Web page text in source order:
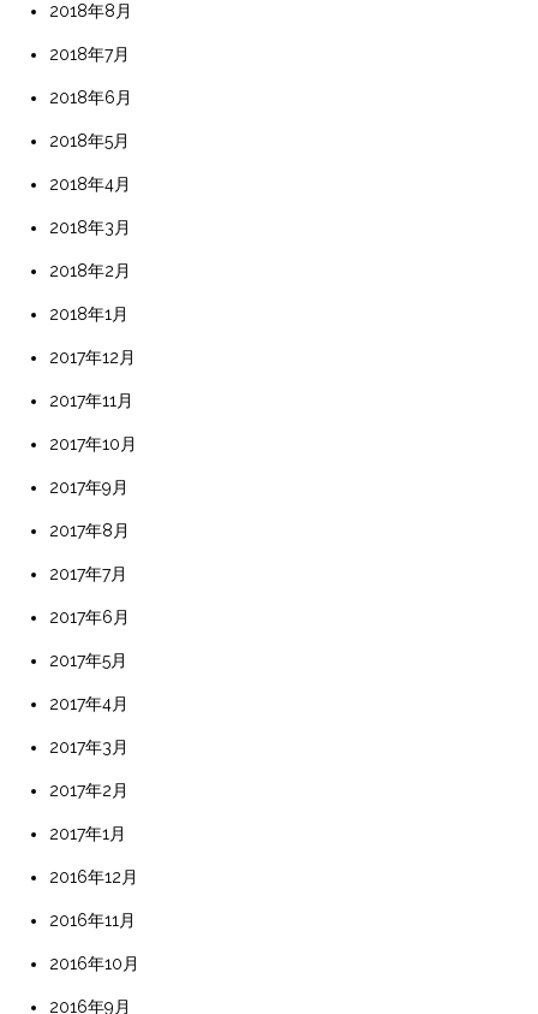
2018年8月
2018年7月
2018年6月
2018年5月
2018年4月
2018年3月
2018年2月
2018年1月
2017年12月
2017年11月
2017年10月
2017年9月
2017年8月
2017年7月
2017年6月
2017年5月
2017年4月
2017年3月
2017年2月
2017年1月
2016年12月
2016年11月
2016年10月
2016年9月